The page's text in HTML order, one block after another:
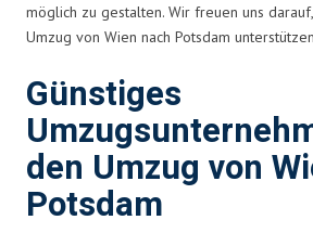
möglich zu gestalten. Wir freuen uns
Umzug von Wien nach Potsdam
Günstiges
den Umzug von
Potsdam